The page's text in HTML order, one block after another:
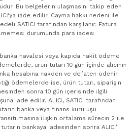
Bu belgelerin ulaşmasını takip eden
iade edilir. Cayma hakkı nedeni ile
SATICI tarafından karşılanır. Fatura
durumunda para iadesi
havalesi veya kapıda nakit ödeme
ürün tutarı 10 gün içinde alıcının
hesabına nakden ve defaten ödenir.
ödemelerde ise, ürün tutarı, siparişin
sonra 10 gün içerisinde ilgili
iade edilir. ALICI, SATICI tarafından
banka veya finans kuruluşu
ilişkin ortalama sürecin 2 ile
bankaya iadesinden sonra ALICI’